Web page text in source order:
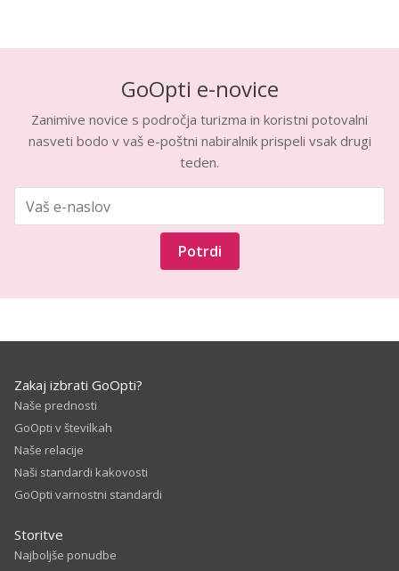
GoOpti e-novice
Zanimive novice s področja turizma in koristni potovalni
nasveti bodo v vaš e-poštni nabiralnik prispeli vsak drugi
teden.
Potrdi
Zakaj izbrati GoOpti?
Naše prednosti
GoOpti v številkah
Naše relacije
Naši standardi kakovosti
GoOpti varnostni standardi
Storitve
Najboljše ponudbe